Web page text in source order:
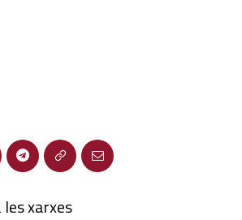
les xarxes